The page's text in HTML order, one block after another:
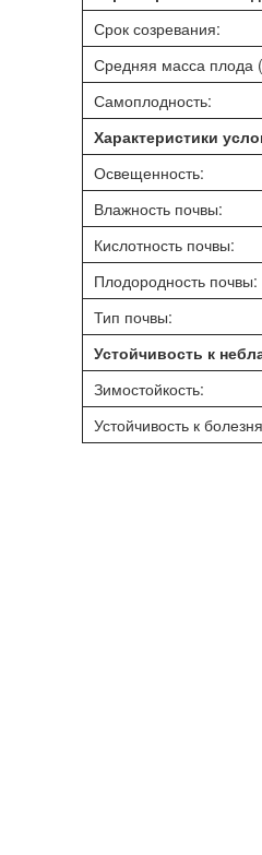
Срок созревания:
Средняя масса плода
Самоплодность:
Характеристики
Освещенность:
Влажность почвы:
Кислотность почвы:
Плодородность почвы:
Тип почвы:
Устойчивость к
Зимостойкость:
Устойчивость к